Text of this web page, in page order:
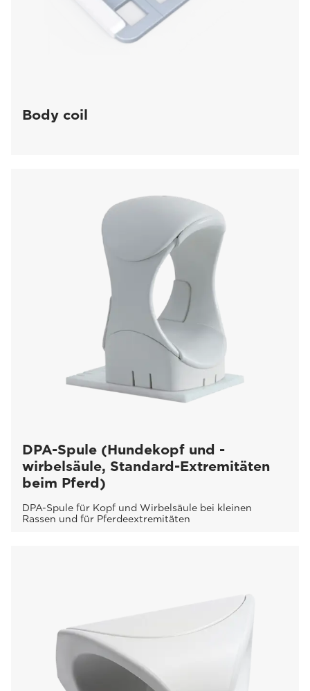
Body coil
DPA-Spule (Hundekopf und -
wirbelsäule, Standard-Extremitäten
beim Pferd)
DPA-Spule für Kopf und Wirbelsäule bei kleinen
Rassen und für Pferdeextremitäten